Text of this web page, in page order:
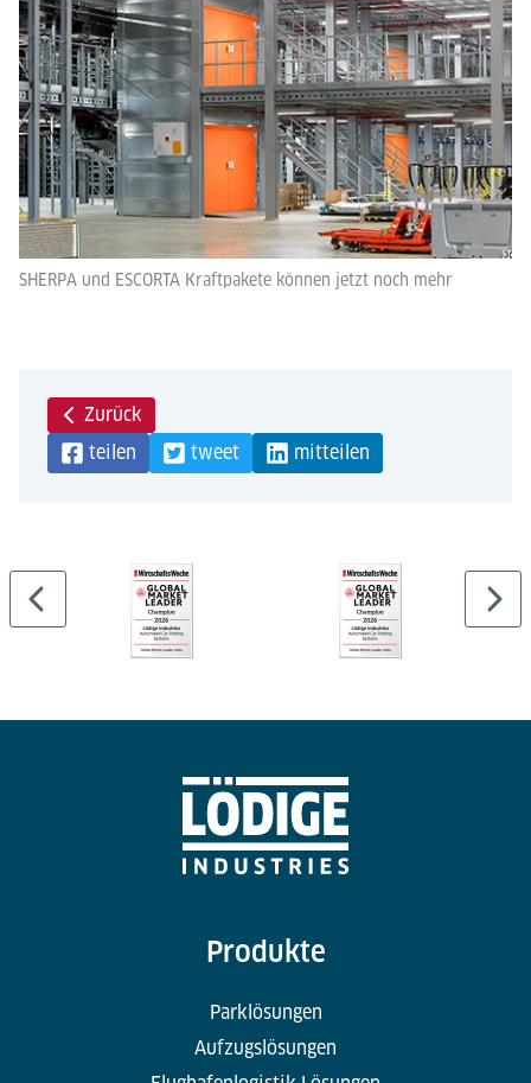
SHERPA und ESCORTA Kraftpakete können jetzt noch mehr
Zurück
teilen
tweet mitteilen
Produkte
Parklösungen
Aufzugslösungen